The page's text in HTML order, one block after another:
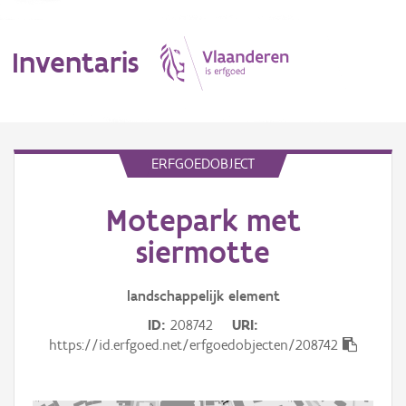
Inventaris
ERFGOEDOBJECT
Motepark met
siermotte
landschappelijk element
ID 208742
URI
https://id.erfgoed.net/erfgoedobjecten/208742